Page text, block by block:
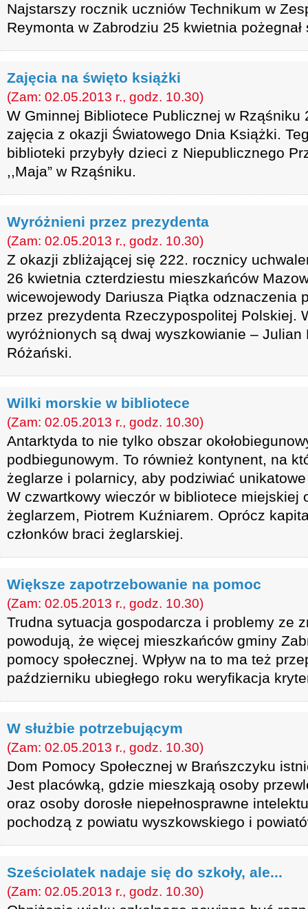
Najstarszy rocznik uczniów Technikum w
Reymonta w Zabrodziu 25 kwietnia pożegnał
Zajęcia na święto książki
(Zam: 02.05.2013 r., godz. 10.30)
W Gminnej Bibliotece Publicznej w Rząśniku
zajęcia z okazji Światowego Dnia Książki.
biblioteki przybyły dzieci z Niepublicznego
,,Maja” w Rząśniku.
Wyróżnieni przez prezydenta
(Zam: 02.05.2013 r., godz. 10.30)
Z okazji zbliżającej się 222. rocznicy
26 kwietnia czterdziestu mieszkańców
wicewojewody Dariusza Piątka odznaczenia
przez prezydenta Rzeczypospolitej Polskiej.
wyróżnionych są dwaj wyszkowianie – Julian
Różański.
Wilki morskie w bibliotece
(Zam: 02.05.2013 r., godz. 10.30)
Antarktyda to nie tylko obszar
podbiegunowym. To również kontynent, na
żeglarze i polarnicy, aby podziwiać
W czwartkowy wieczór w bibliotece miejskiej
żeglarzem, Piotrem Kuźniarem. Oprócz
członków braci żeglarskiej.
Większe zapotrzebowanie na pomoc
(Zam: 02.05.2013 r., godz. 10.30)
Trudna sytuacja gospodarcza i problemy ze
powodują, że więcej mieszkańców gminy
pomocy społecznej. Wpływ na to ma też
październiku ubiegłego roku weryfikacja
W służbie potrzebującym
(Zam: 02.05.2013 r., godz. 10.30)
Dom Pomocy Społecznej w Brańszczyku
Jest placówką, gdzie mieszkają osoby
oraz osoby dorosłe niepełnosprawne
pochodzą z powiatu wyszkowskiego i
Sześciolatek nadaje się do szkoły, ale...
(Zam: 02.05.2013 r., godz. 10.30)